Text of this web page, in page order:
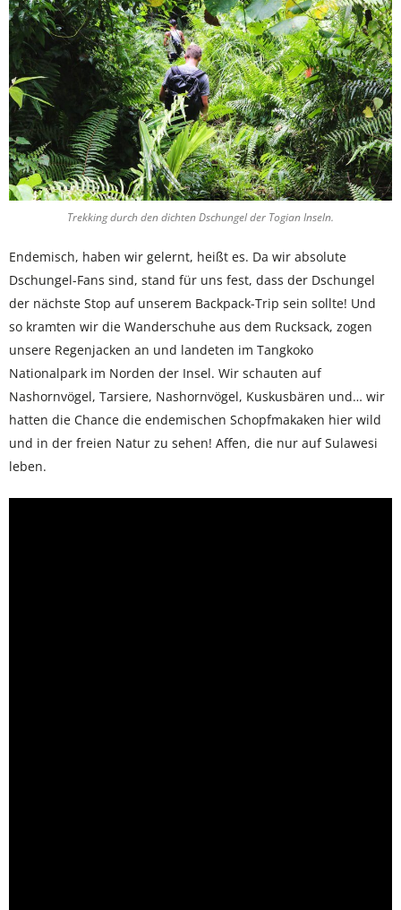
Trekking durch den dichten Dschungel der Togian Inseln.
Endemisch, haben wir gelernt, heißt es. Da wir absolute
Dschungel-Fans sind, stand für uns fest, dass der Dschungel
der nächste Stop auf unserem Backpack-Trip sein sollte! Und
so kramten wir die Wanderschuhe aus dem Rucksack, zogen
unsere Regenjacken an und landeten im Tangkoko
Nationalpark im Norden der Insel. Wir schauten auf
Nashornvögel, Tarsiere, Nashornvögel, Kuskusbären und… wir
hatten die Chance die endemischen Schopfmakaken hier wild
und in der freien Natur zu sehen! Affen, die nur auf Sulawesi
leben.